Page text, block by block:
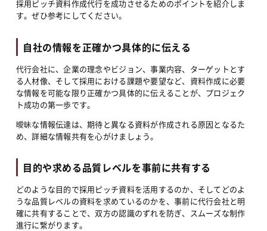
採用ピッチ資料作成代行を成功させるためのポイントを紹介しま
す。ぜひ参考にしてください。
自社の情報を正確かつ具体的に伝える
代行会社に、企業の理念やビジョン、事業内容、ターゲットとす
る人材像、そして採用における課題や要望など、資料作成に必要
な情報を可能な限り正確かつ具体的に伝えることが、プロジェク
ト成功の第一歩です。
曖昧な情報伝達は、期待と異なる資料が作成される原因となるた
め、詳細な情報共有を心がけましょう。
目的や求める品質レベルを事前に共有する
どのような目的で採用ピッチ資料を活用するのか、そしてどのよ
うな品質レベルの資料を求めているのかを、事前に代行会社と明
確に共有することで、双方の認識のずれを防ぎ、スムーズな制作
進行に繋がります。